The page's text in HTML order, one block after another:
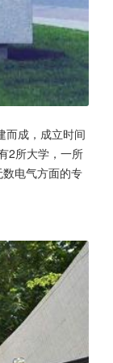
而成，成立时间
2所大学，一所
电气方面的专